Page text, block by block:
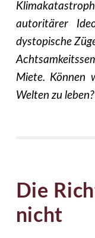
autoritärer
dystopische
Miete. Können
Welten zu
Die
nicht